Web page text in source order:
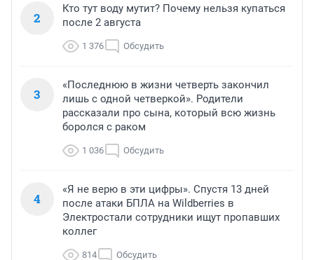
2
Кто тут воду мутит? Почему нельзя купаться
после 2 августа
1 376 Обсудить
3
«Последнюю в жизни четверть закончил
лишь с одной четверкой». Родители
рассказали про сына, который всю жизнь
боролся с раком
1 036 Обсудить
4
«Я не верю в эти цифры». Спустя 13 дней
после атаки БПЛА на Wildberries в
Электростали сотрудники ищут пропавших
коллег
814 Обсудить